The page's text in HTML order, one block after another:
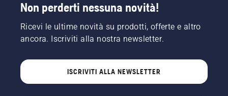
Non perderti nessuna novità!
Ricevi le ultime novità su prodotti, offerte e altro
ancora. Iscriviti alla nostra newsletter.
ISCRIVITI ALLA NEWSLETTER